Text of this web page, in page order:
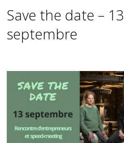
contenu
principal
Save the date – 13
septembre